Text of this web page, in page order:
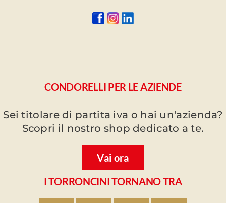
CONDORELLI PER LE AZIENDE
Sei titolare di partita iva o hai un'azienda?
Scopri il nostro shop dedicato a te.
Vai ora
I TORRONCINI TORNANO TRA